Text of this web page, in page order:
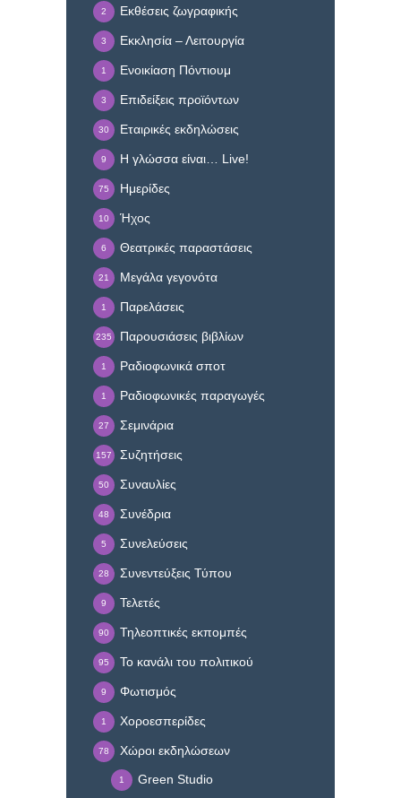
Εκθέσεις ζωγραφικής
2
Εκκλησία – Λειτουργία
3
Ενοικίαση Πόντιουμ
1
Επιδείξεις προϊόντων
3
Εταιρικές εκδηλώσεις
30
Η γλώσσα είναι… Live!
9
Ημερίδες
75
Ήχος
10
Θεατρικές παραστάσεις
6
Μεγάλα γεγονότα
21
Παρελάσεις
1
Παρουσιάσεις βιβλίων
235
Ραδιοφωνικά σποτ
1
Ραδιοφωνικές παραγωγές
1
Σεμινάρια
27
Συζητήσεις
157
Συναυλίες
50
Συνέδρια
48
Συνελεύσεις
5
Συνεντεύξεις Τύπου
28
Τελετές
9
Τηλεοπτικές εκπομπές
90
Το κανάλι του πολιτικού
95
Φωτισμός
9
Χοροεσπερίδες
1
Χώροι εκδηλώσεων
78
Green Studio
1